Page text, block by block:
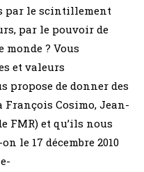
par le scintillement
par le pouvoir de
monde ? Vous
et valeurs
propose de donner des
Cosimo, Jean-
FMR) et qu’ils nous
le 17 décembre 2010